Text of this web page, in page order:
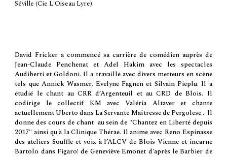
Séville (Cie L'Oiseau Lyre).
David Fricker a commencé sa carrière de comédien auprès de
Jean-Claude Penchenat et Adel Hakim avec les spectacles
Audiberti et Goldoni. Il a travaillé avec divers metteurs en scène
tels que Annick Wasmer, Evelyne Fagnen et Silvain Pieplu. Il a
étudié le chant au CRR d’Argenteuil et au CRD de Blois. Il
codirige le collectif KM avec Valéria Altaver et chante
actuellement Uberto dans La Servante Maîtresse de Pergolese . Il
donne des cours de chant au sein de "Chantez en Liberté depuis
2017" ainsi qu'à la Clinique Thérae. Il anime avec Reno Espinasse
des ateliers Souffle et voix à l’ALCV de Blois Vienne et incarne
Bartolo dans Figaro! de Geneviève Emonet d'après le Barbier de